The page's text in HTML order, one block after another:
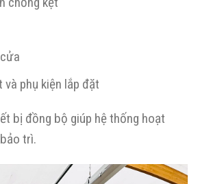
phụ kiện lắp đặt
bị đồng bộ giúp hệ thống hoạt
trì.